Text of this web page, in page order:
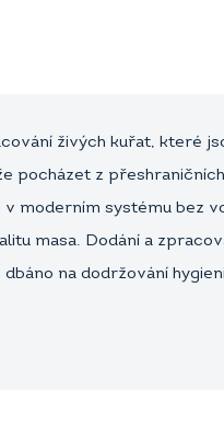
živých kuřat, které
pocházet z
moderním systému bez
masa. Dodání a
na dodržování